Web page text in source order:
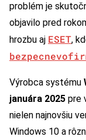
problém je
objavilo pred
hrozbu aj ESET,
Výrobca systému
januára 2025 pre
nielen najnovšiu
Windows 10 a